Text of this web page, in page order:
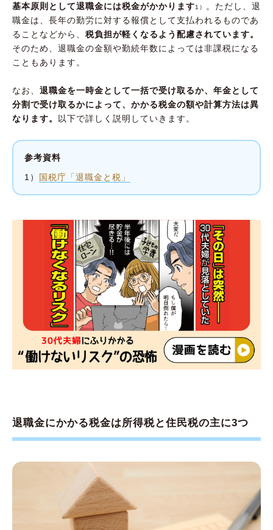
①一時金で受け取る場合（税金がかかるケー
ス）
②一時金で受け取る場合（税金がかからない
ケース）
退職金にかかる税金は確定申告で還付される場
合もある
基本原則として退職金には税金がかかります1）
。ただし、退
職金は、長年の勤労に対する報償として支払われるものであ
ることなどから、 税負担が軽くなるよう配慮されています。
そのため、退職金の金額や勤続年数によっては非課税になる
こともあります。
なお、 退職金を一時金として一括で受け取るか、年金として
分割で受け取るかによって、かかる税金の額や計算方法は異
なります。
以下で詳しく説明していきます。
参考資料
1） 国税庁「退職金と税」
退職金にかかる税金は所得税と住民税の主に3つ